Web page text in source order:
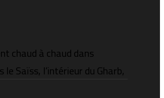
chaud à chaud dans
Saïss, l’intérieur du Gharb,